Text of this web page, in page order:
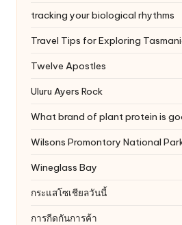
tracking your biological rhythms
Travel Tips for Exploring
Twelve Apostles
Uluru Ayers Rock
What brand of plant protein is
Wilsons Promontory National
Wineglass Bay
กระแสโซเชียลวันนี้
การกีดกันการค้า